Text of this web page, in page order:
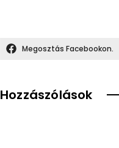
Megosztás Facebookon.
Hozzászólások